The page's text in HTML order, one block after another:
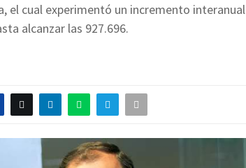
el cual experimentó un incremento interanual
alcanzar las 927.696.